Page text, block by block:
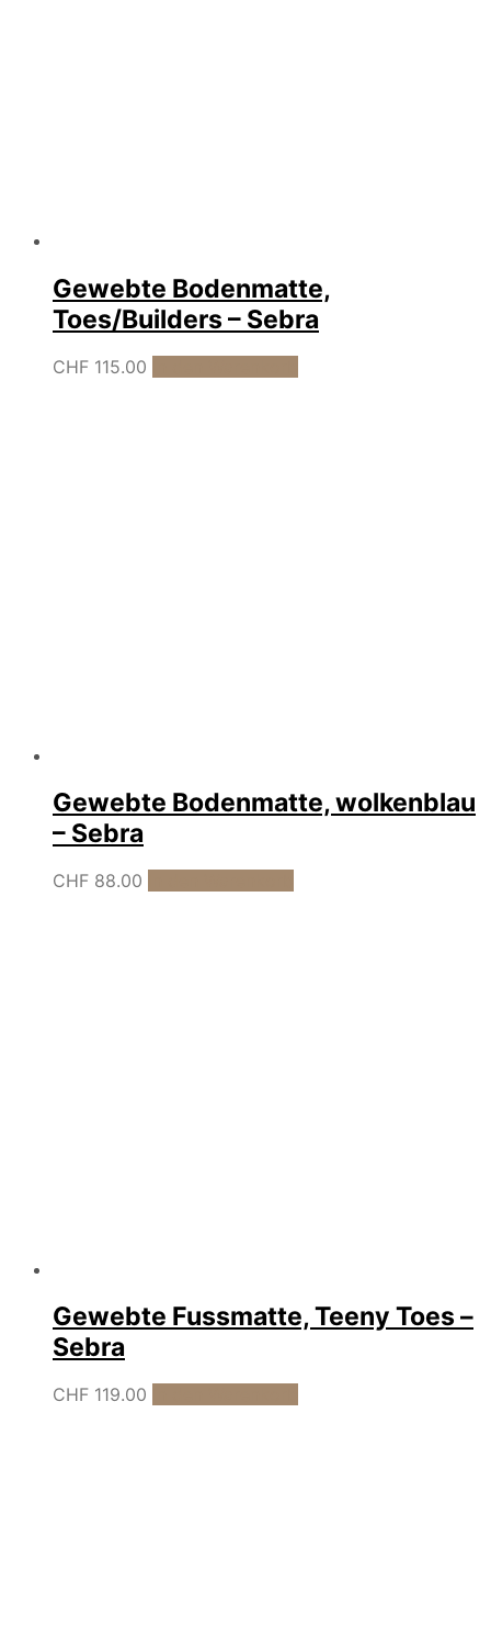
Gewebte Bodenmatte,
Toes/Builders – Sebra
CHF 115.00
Gewebte Bodenmatte, wolkenblau
– Sebra
CHF 88.00
Gewebte Fussmatte, Teeny Toes –
Sebra
CHF 119.00